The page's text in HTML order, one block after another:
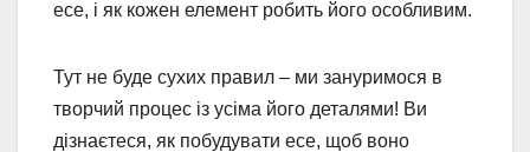
есе, і як кожен елемент робить його особливим.
Тут не буде сухих правил – ми зануримося в
творчий процес із усіма його деталями! Ви
дізнаєтеся, як побудувати есе, щоб воно